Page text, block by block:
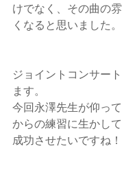
けでなく、その曲の
くなると思いました。
ジョイントコンサー
ます。
今回永澤先生が仰っ
からの練習に生かし
成功させたいですね！